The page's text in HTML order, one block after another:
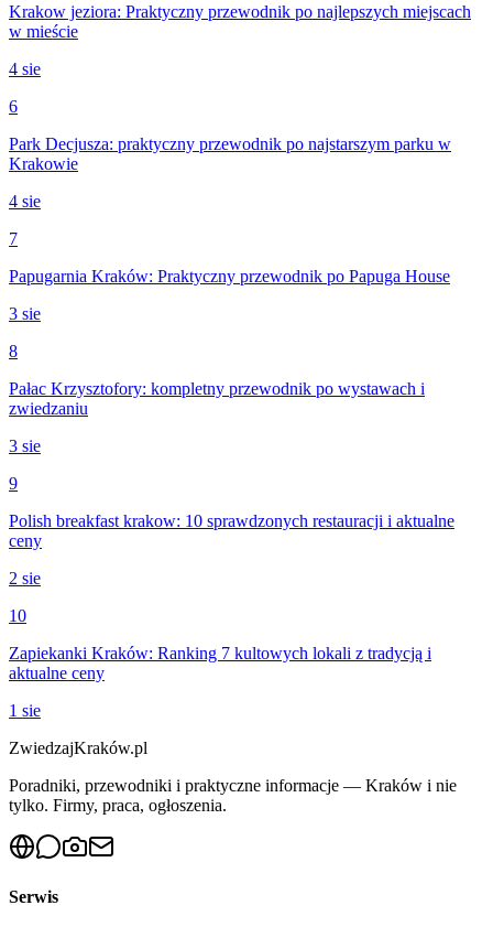
Krakow jeziora: Praktyczny przewodnik po najlepszych miejscach
w mieście
4 sie
6
Park Decjusza: praktyczny przewodnik po najstarszym parku w
Krakowie
4 sie
7
Papugarnia Kraków: Praktyczny przewodnik po Papuga House
3 sie
8
Pałac Krzysztofory: kompletny przewodnik po wystawach i
zwiedzaniu
3 sie
9
Polish breakfast krakow: 10 sprawdzonych restauracji i aktualne
ceny
2 sie
10
Zapiekanki Kraków: Ranking 7 kultowych lokali z tradycją i
aktualne ceny
1 sie
ZwiedzajKraków.pl
Poradniki, przewodniki i praktyczne informacje — Kraków i nie
tylko. Firmy, praca, ogłoszenia.
Serwis